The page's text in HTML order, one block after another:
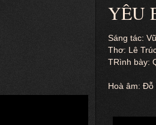
YÊU
Sáng tác:
Thơ: Lê
TRình bày:
Hoà âm: Đỗ